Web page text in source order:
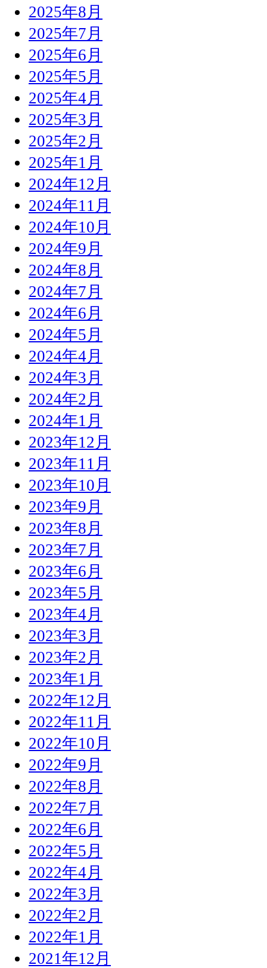
2025年8月
2025年7月
2025年6月
2025年5月
2025年4月
2025年3月
2025年2月
2025年1月
2024年12月
2024年11月
2024年10月
2024年9月
2024年8月
2024年7月
2024年6月
2024年5月
2024年4月
2024年3月
2024年2月
2024年1月
2023年12月
2023年11月
2023年10月
2023年9月
2023年8月
2023年7月
2023年6月
2023年5月
2023年4月
2023年3月
2023年2月
2023年1月
2022年12月
2022年11月
2022年10月
2022年9月
2022年8月
2022年7月
2022年6月
2022年5月
2022年4月
2022年3月
2022年2月
2022年1月
2021年12月